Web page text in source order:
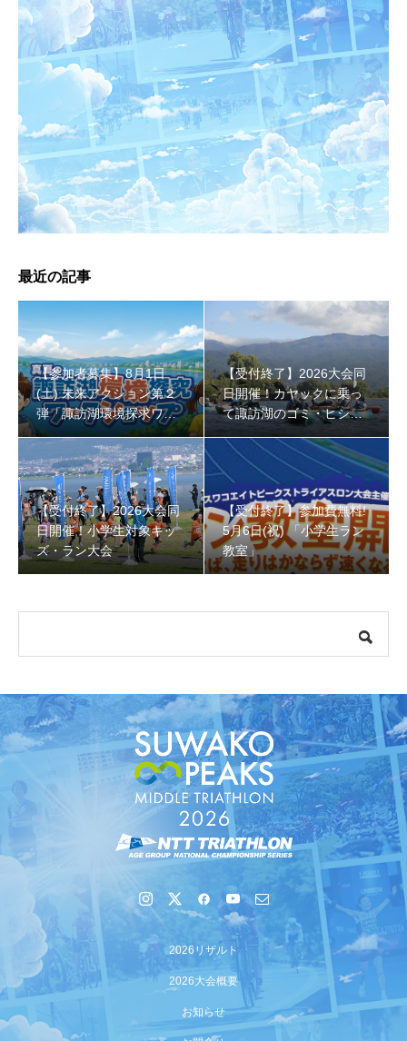
【受付終了】2026大会同日開催！小学生対象キッズ・ラ
【受付終了】参加費無料! 5月6日(祝) 「小学生ラン教室」
【会議報告】諏訪地域６市町村連絡会議を開催しました
【イベント報告】Luminaオンラインガイドツアーが開催
されました
最近の記事
【参加者募集】8月1日
(土) 未来アクション第２
弾「諏訪湖環境探求ワー
クショップ」小学４年生
から！
【受付終了】2026大会同
日開催！カヤックに乗っ
て諏訪湖のゴミ・ヒシを
回収しよう！
【受付終了】2026大会同
日開催！小学生対象キッ
ズ・ラン大会
【受付終了】参加費無料!
5月6日(祝) 「小学生ラン
教室」
2026リザルト
2026大会概要
お知らせ